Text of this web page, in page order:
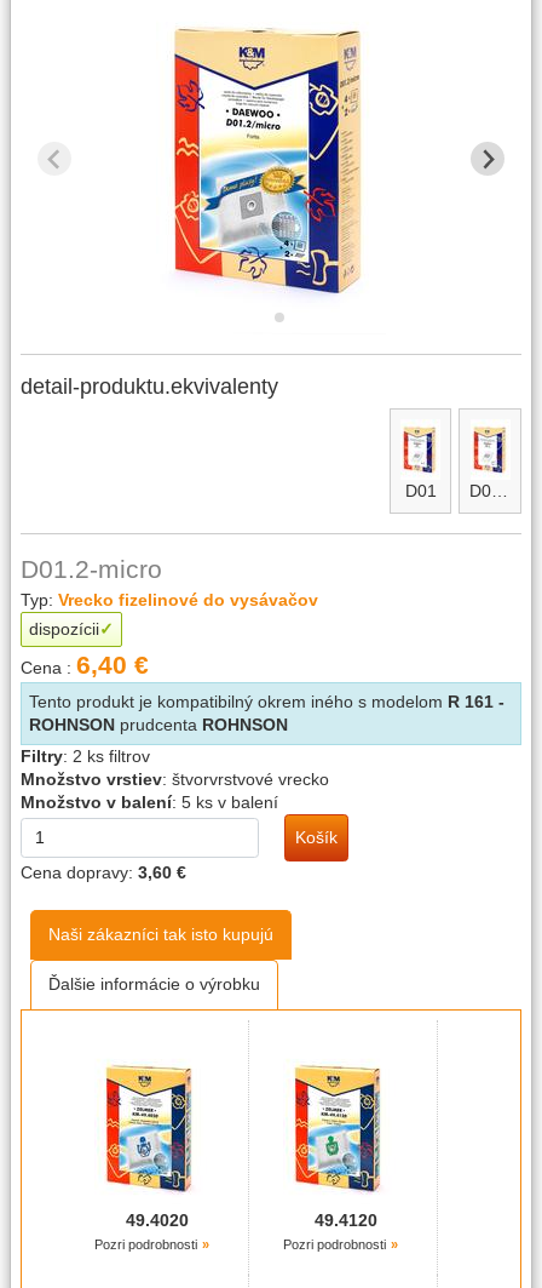
detail-produktu.ekvivalenty
D01 D01.2
D01.2-micro
Typ: Vrecko fizelinové do vysávačov
dispozícii
Cena : 6,40 €
Tento produkt je kompatibilný okrem iného s modelom R 161 -
ROHNSON prudcenta ROHNSON
Filtry: 2 ks filtrov
Množstvo vrstiev: štvorvrstvové vrecko
Množstvo v balení: 5 ks v balení
Košík
Cena dopravy: 3,60 €
Naši zákazníci tak isto kupujú
Ďalšie informácie o výrobku
49.4020
Pozri podrobnosti
49.4120
Pozri podrobnosti